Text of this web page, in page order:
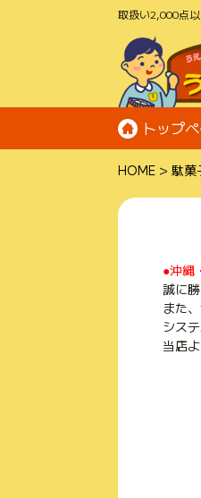
取扱い2,000点
トップ
HOME 駄菓
●沖縄
誠に
また、
シス
当店